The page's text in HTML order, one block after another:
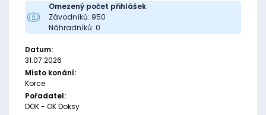
Omezený počet přihlášek
Závodníků: 950
Náhradníků: 0
Datum:
31.07.2026
Místo konání:
Korce
Pořadatel:
DOK - OK Doksy